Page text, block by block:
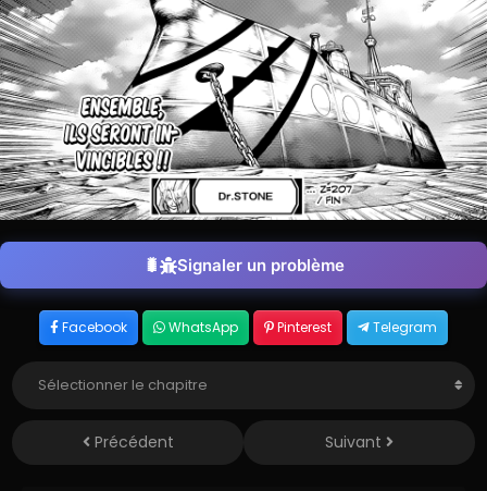
Signaler un problème
Facebook WhatsApp Pinterest Telegram
Précédent Suivant